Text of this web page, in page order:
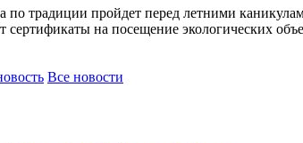
по традиции пройдет перед летними
сертификаты на посещение экологических
Все новости